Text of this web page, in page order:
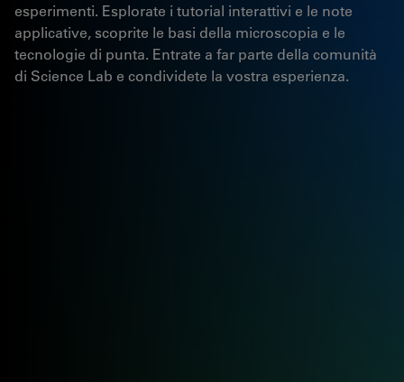
esperimenti. Esplorate i tutorial interattivi e le note
applicative, scoprite le basi della microscopia e le
tecnologie di punta. Entrate a far parte della comunità
di Science Lab e condividete la vostra esperienza.